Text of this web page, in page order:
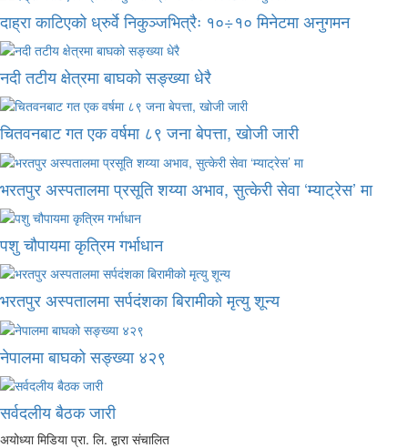
दाह्रा काटिएको ध्रुर्वे निकुञ्जभित्रैः १०÷१० मिनेटमा अनुगमन
नदी तटीय क्षेत्रमा बाघको सङ्ख्या धेरै
चितवनबाट गत एक वर्षमा ८९ जना बेपत्ता, खोजी जारी
भरतपुर अस्पतालमा प्रसूति शय्या अभाव, सुत्केरी सेवा ‘म्याट्रेस’ मा
पशु चौपायमा कृत्रिम गर्भाधान
भरतपुर अस्पतालमा सर्पदंशका बिरामीको मृत्यु शून्य
नेपालमा बाघको सङ्ख्या ४२९
सर्वदलीय बैठक जारी
अयोध्या मिडिया प्रा. लि. द्वारा संचालित